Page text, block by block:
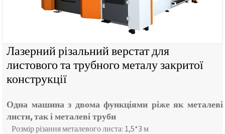
Лазерний різальний верстат для
листового та трубного металу закритої
конструкції
Одна машина з двома функціями ріже як металеві
листи, так і металеві труби
Розмір різання металевого листа: 1,5*3 м